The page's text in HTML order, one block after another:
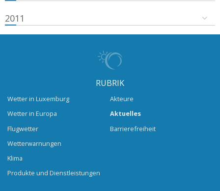
2011
RUBRIK
Wetter in Luxemburg
Wetter in Europa
Flugwetter
Wetterwarnungen
Klima
Produkte und Dienstleistungen
Akteure
Aktuelles
Barrierefreiheit